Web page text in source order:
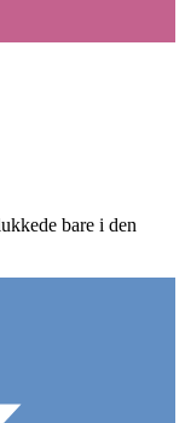
bare i den